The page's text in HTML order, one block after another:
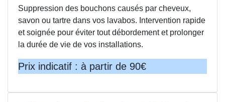
Suppression des bouchons causés par cheveux,
savon ou tartre dans vos lavabos. Intervention rapide
et soignée pour éviter tout débordement et prolonger
la durée de vie de vos installations.
Prix indicatif : à partir de 90€